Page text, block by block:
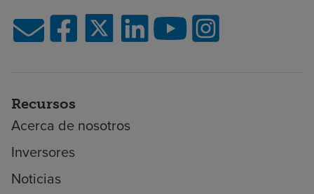
Recursos
Acerca de nosotros
Inversores
Noticias